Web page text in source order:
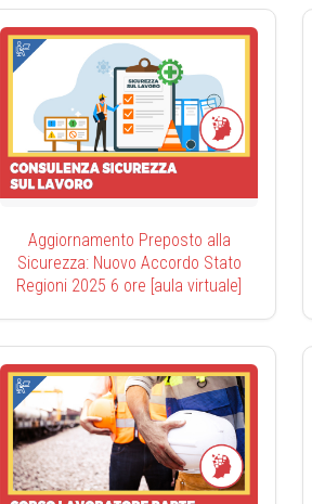
Aggiornamento Preposto alla
Sicurezza: Nuovo Accordo Stato
Regioni 2025 6 ore [aula virtuale]